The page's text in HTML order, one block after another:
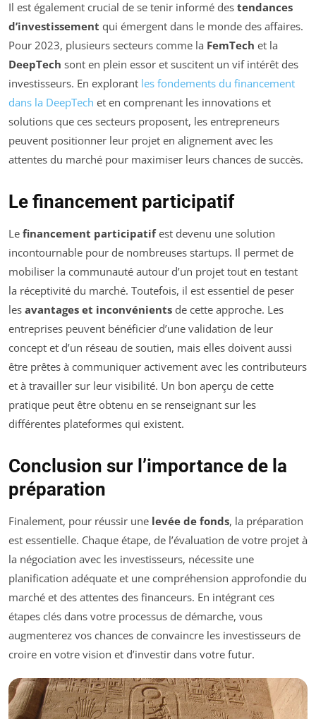
Il est également crucial de se tenir informé des tendances
d’investissement qui émergent dans le monde des affaires.
Pour 2023, plusieurs secteurs comme la FemTech et la
DeepTech sont en plein essor et suscitent un vif intérêt des
investisseurs. En explorant les fondements du financement
dans la DeepTech et en comprenant les innovations et
solutions que ces secteurs proposent, les entrepreneurs
peuvent positionner leur projet en alignement avec les
attentes du marché pour maximiser leurs chances de succès.
Le financement participatif
Le financement participatifest devenu une solution
incontournable pour de nombreuses startups. Il permet de
mobiliser la communauté autour d’un projet tout en testant
la réceptivité du marché. Toutefois, il est essentiel de peser
les avantages et inconvénients de cette approche. Les
entreprises peuvent bénéficier d’une validation de leur
concept et d’un réseau de soutien, mais elles doivent aussi
être prêtes à communiquer activement avec les contributeurs
et à travailler sur leur visibilité. Un bon aperçu de cette
pratique peut être obtenu en se renseignant sur les
différentes plateformes qui existent.
Conclusion sur l’importance de la
préparation
Finalement, pour réussir une levée de fonds, la préparation
est essentielle. Chaque étape, de l’évaluation de votre projet à
la négociation avec les investisseurs, nécessite une
planification adéquate et une compréhension approfondie du
marché et des attentes des financeurs. En intégrant ces
étapes clés dans votre processus de démarche, vous
augmenterez vos chances de convaincre les investisseurs de
croire en votre vision et d’investir dans votre futur.